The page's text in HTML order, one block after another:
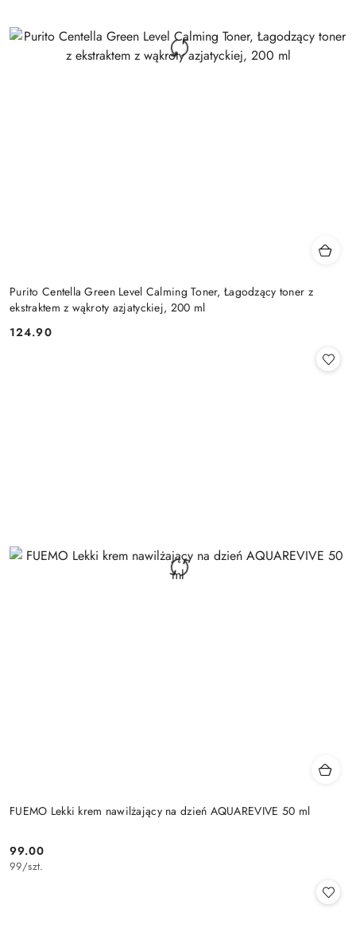
Purito Centella Green Level Calming Toner, Łagodzący toner z
ekstraktem z wąkroty azjatyckiej, 200 ml
Cena:
124.90
FUEMO Lekki krem nawilżający na dzień AQUAREVIVE 50 ml
Cena:
99.00
99/szt.